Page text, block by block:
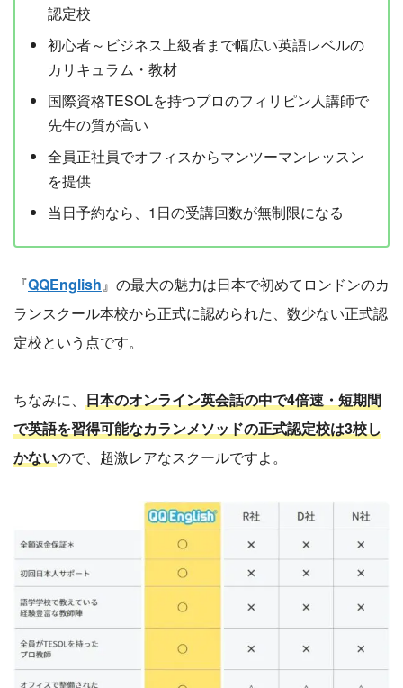
認定校
初心者～ビジネス上級者まで幅広い英語レベルの
カリキュラム・教材
国際資格TESOLを持つプロのフィリピン人講師で
先生の質が高い
全員正社員でオフィスからマンツーマンレッスン
を提供
当日予約なら、1日の受講回数が無制限になる
『QQEnglish 』の最大の魅力は日本で初めてロンドンのカ
ランスクール本校から正式に認められた、数少ない正式認
定校という点です。
ちなみに、 日本のオンライン英会話の中で4倍速・短期間
で英語を習得可能なカランメソッドの正式認定校は3校し
かないので、超激レアなスクールですよ。